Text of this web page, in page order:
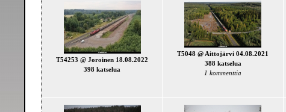
T54253 @ Joroinen 18.08.2022
398 katselua
T5048 @ Aittojärvi 04.08.2021
388 katselua
1 kommenttia